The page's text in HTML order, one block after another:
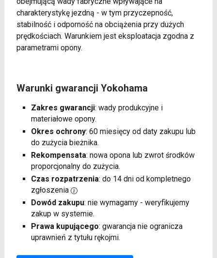
charakterystykę jezdną - w tym przyczepność,
stabilność i odporność na obciążenia przy dużych
prędkościach. Warunkiem jest eksploatacja zgodna z
parametrami opony.
Warunki gwarancji Yokohama
Zakres gwarancji: wady produkcyjne i
materiałowe opony.
Okres ochrony: 60 miesięcy od daty zakupu lub
do zużycia bieżnika.
Rekompensata: nowa opona lub zwrot środków
proporcjonalny do zużycia.
Czas rozpatrzenia: do 14 dni od kompletnego
zgłoszenia
Dowód zakupu: nie wymagamy - weryfikujemy
zakup w systemie.
Prawa kupującego: gwarancja nie ogranicza
uprawnień z tytułu rękojmi.